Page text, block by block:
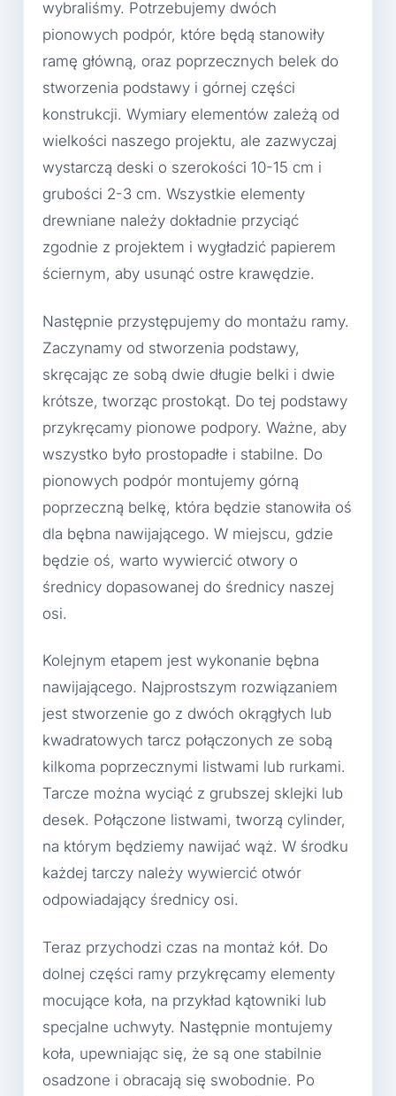
wybraliśmy. Potrzebujemy dwóch
pionowych podpór, które będą stanowiły
ramę główną, oraz poprzecznych belek do
stworzenia podstawy i górnej części
konstrukcji. Wymiary elementów zależą od
wielkości naszego projektu, ale zazwyczaj
wystarczą deski o szerokości 10-15 cm i
grubości 2-3 cm. Wszystkie elementy
drewniane należy dokładnie przyciąć
zgodnie z projektem i wygładzić papierem
ściernym, aby usunąć ostre krawędzie.
Następnie przystępujemy do montażu ramy.
Zaczynamy od stworzenia podstawy,
skręcając ze sobą dwie długie belki i dwie
krótsze, tworząc prostokąt. Do tej podstawy
przykręcamy pionowe podpory. Ważne, aby
wszystko było prostopadłe i stabilne. Do
pionowych podpór montujemy górną
poprzeczną belkę, która będzie stanowiła oś
dla bębna nawijającego. W miejscu, gdzie
będzie oś, warto wywiercić otwory o
średnicy dopasowanej do średnicy naszej
osi.
Kolejnym etapem jest wykonanie bębna
nawijającego. Najprostszym rozwiązaniem
jest stworzenie go z dwóch okrągłych lub
kwadratowych tarcz połączonych ze sobą
kilkoma poprzecznymi listwami lub rurkami.
Tarcze można wyciąć z grubszej sklejki lub
desek. Połączone listwami, tworzą cylinder,
na którym będziemy nawijać wąż. W środku
każdej tarczy należy wywiercić otwór
odpowiadający średnicy osi.
Teraz przychodzi czas na montaż kół. Do
dolnej części ramy przykręcamy elementy
mocujące koła, na przykład kątowniki lub
specjalne uchwyty. Następnie montujemy
koła, upewniając się, że są one stabilnie
osadzone i obracają się swobodnie. Po